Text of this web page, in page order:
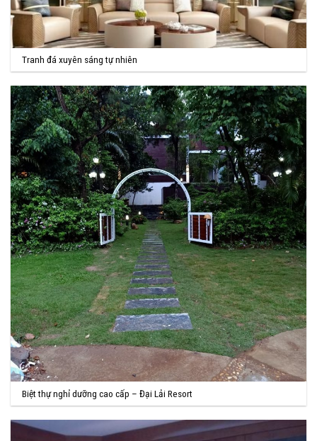
Tranh đá xuyên sáng tự nhiên
Biệt thự nghỉ dưỡng cao cấp – Đại Lải Resort